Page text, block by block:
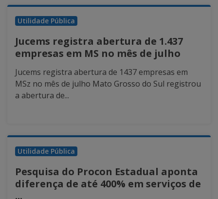
Utilidade Pública
Jucems registra abertura de 1.437
empresas em MS no mês de julho
Jucems registra abertura de 1437 empresas em
MSz no mês de julho Mato Grosso do Sul registrou
a abertura de...
Utilidade Pública
Pesquisa do Procon Estadual aponta
diferença de até 400% em serviços de
...